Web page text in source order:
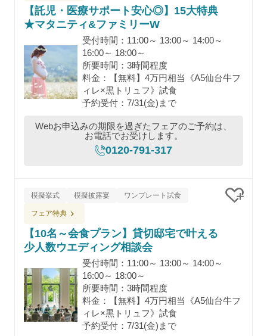
【託児・医療サポート安心◎】15大特典
★マタニティ&ファミリーW
受付時間：11:00～ 13:00～ 14:00～
16:00～ 18:00～
所要時間：3時間程度
料金：【無料】4万円相当《A5仙台牛フ
ィレ×黒トリュフ》試食
予約受付：7/31(金)まで
Webお申込みの期限を過ぎたフェアのご予約は、
お電話でお受けします。
0120-791-317
模擬挙式 模擬披露宴 ワンプレート試食
フェア特典
【10名～会食プラン】貸切邸宅で叶える
少人数ウエディング相談会
受付時間：11:00～ 13:00～ 14:00～
16:00～ 18:00～
所要時間：3時間程度
料金：【無料】4万円相当《A5仙台牛フ
ィレ×黒トリュフ》試食
予約受付：7/31(金)まで